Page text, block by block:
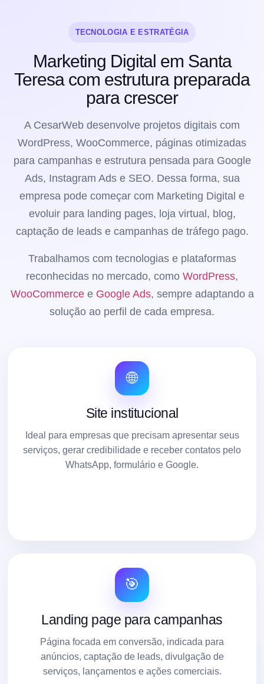
TECNOLOGIA E ESTRATÉGIA
Marketing Digital em Santa
Teresa com estrutura preparada
para crescer
A CesarWeb desenvolve projetos digitais com
WordPress, WooCommerce, páginas otimizadas
para campanhas e estrutura pensada para Google
Ads, Instagram Ads e SEO. Dessa forma, sua
empresa pode começar com Marketing Digital e
evoluir para landing pages, loja virtual, blog,
captação de leads e campanhas de tráfego pago.
Trabalhamos com tecnologias e plataformas
reconhecidas no mercado, como WordPress,
WooCommercee Google Ads, sempre adaptando a
solução ao perfil de cada empresa.
🌐
Site institucional
Ideal para empresas que precisam apresentar seus
serviços, gerar credibilidade e receber contatos pelo
WhatsApp, formulário e Google.
🎯
Landing page para campanhas
Página focada em conversão, indicada para
anúncios, captação de leads, divulgação de
serviços, lançamentos e ações comerciais.